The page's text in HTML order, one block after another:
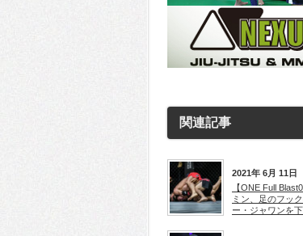
関連記事
2021年 6月 11日
【ONE Full
ミン、足のフッ
ー・ジャワンを